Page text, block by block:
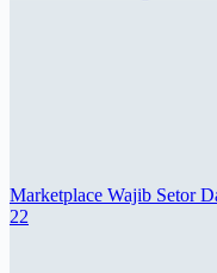
Marketplace Wajib Setor
22